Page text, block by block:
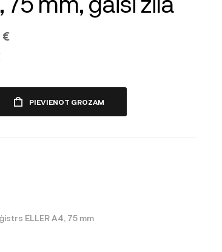
€
PIEVIENOT GROZAM
ELLER A4, 75 mm